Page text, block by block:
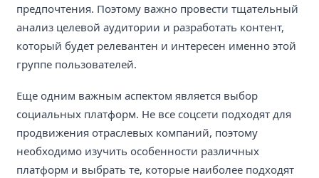
предпочтения. Поэтому важно провести тщательный
анализ целевой аудитории и разработать контент,
который будет релевантен и интересен именно этой
группе пользователей.
Еще одним важным аспектом является выбор
социальных платформ. Не все соцсети подходят для
продвижения отраслевых компаний, поэтому
необходимо изучить особенности различных
платформ и выбрать те, которые наиболее подходят